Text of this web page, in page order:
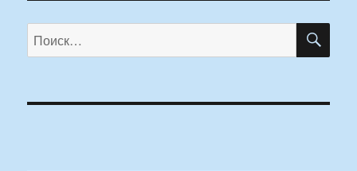
Искать: